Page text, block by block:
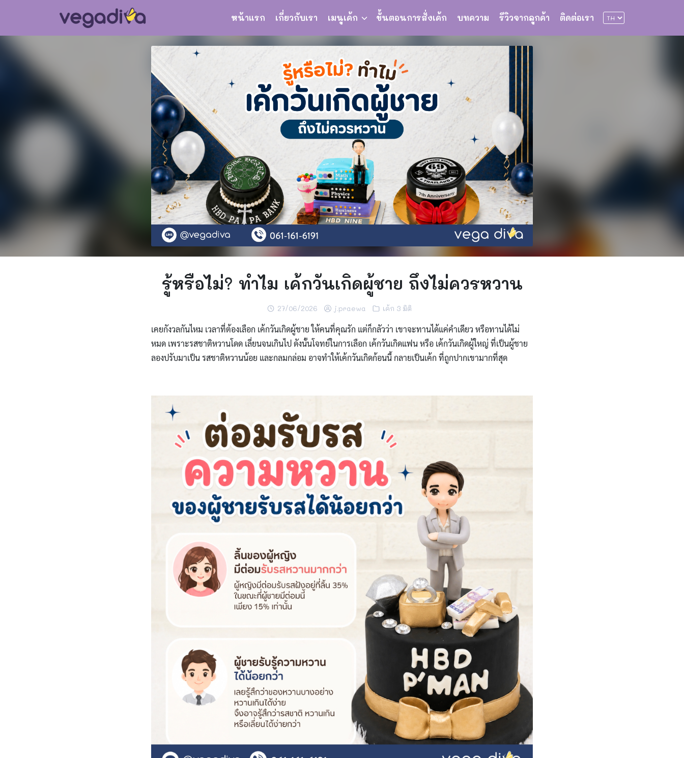
หน้าแรก เกี่ยวกับเรา เมนูเค้ก ขั้นตอนการสั่งเค้ก บทความ รีวิวจากลูกค้า ติดต่อเรา
รู้หรือไม่? ทำไม เค้กวันเกิดผู้ชาย ถึงไม่ควรหวาน
27/06/2026 j.praewa เค้ก 3 มิติ
เคยกังวลกันไหม เวลาที่ต้องเลือก เค้กวันเกิดผู้ชาย ให้คนที่คุณรัก แต่ก็กลัวว่า เขาจะทานได้แค่คำเดียว หรือทานได้ไม่
หมด เพราะรสชาติหวานโดด เลี่ยนจนเกินไป ดังนั้นโจทย์ในการเลือก เค้กวันเกิดแฟน หรือ เค้กวันเกิดผู้ใหญ่ ที่เป็นผู้ชาย
ลองปรับมาเป็น รสชาติหวานน้อย และกลมกล่อม อาจทำให้เค้กวันเกิดก้อนนี้ กลายเป็นเค้ก ที่ถูกปากเขามากที่สุด